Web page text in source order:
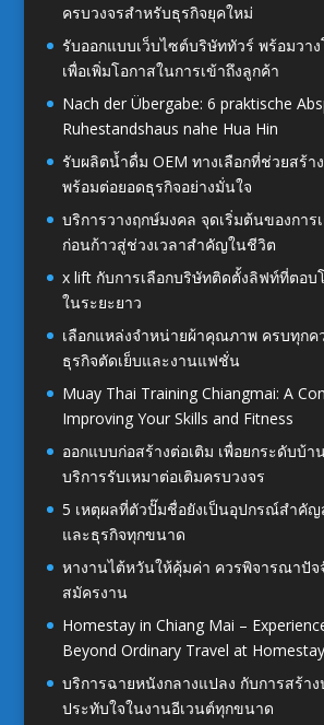
ครบวงจรสำหรับธุรกิจยุคใหม่
รับออกแบบเว็บไซต์บริษัททัวร์ พร้อมวาง
เพื่อเพิ่มโอกาสในการเข้าถึงลูกค้า
Nach der Übergabe: 6 praktische
Ruhestandshaus nahe Hua Hin
รับผลิตน้ำดื่ม OEM ทางเลือกที่ช่วยสร้า
พร้อมต่อยอดธุรกิจอย่างมั่นใจ
บริการวางฤกษ์มงคล จุดเริ่มต้นของการ
ก่อนก้าวสู่ช่วงเวลาสำคัญในชีวิต
x lift กับการเลือกบริษัทติดตั้งลิฟท์ที่ตอบ
ในระยะยาว
เลือกแหล่งจำหน่ายผ้าคุณภาพ ครบทุกค
ธุรกิจตัดเย็บและงานแฟชั่น
Muay Thai Training Chiangmai: A
Improving Your Skills and Fitness
ออกแบบก่อสร้างต่อเติม เพื่อยกระดับบ้า
บริการรับเหมาต่อเติมครบวงจร
5 เหตุผลที่ตัวปั๊มชื่อยังเป็นอุปกรณ์สำคั
และธุรกิจทุกขนาด
หางานไต้หวันให้คุ้มค่า ควรพิจารณาปัจ
สมัครงาน
Homestay in Chiang Mai –
Beyond Ordinary Travel at
บริการฉายหนังกลางแปลง กับการสร้า
ประทับใจในงานอีเวนต์ทุกขนาด